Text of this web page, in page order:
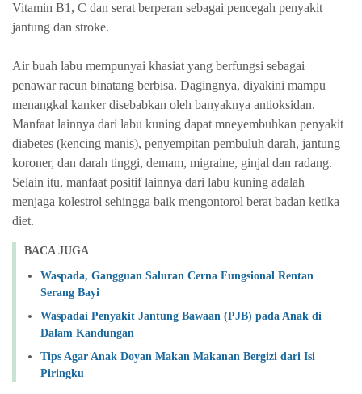
Vitamin B1, C dan serat berperan sebagai pencegah penyakit
jantung dan stroke.
Air buah labu mempunyai khasiat yang berfungsi sebagai
penawar racun binatang berbisa. Dagingnya, diyakini mampu
menangkal kanker disebabkan oleh banyaknya antioksidan.
Manfaat lainnya dari labu kuning dapat mneyembuhkan penyakit
diabetes (kencing manis), penyempitan pembuluh darah, jantung
koroner, dan darah tinggi, demam, migraine, ginjal dan radang.
Selain itu, manfaat positif lainnya dari labu kuning adalah
menjaga kolestrol sehingga baik mengontorol berat badan ketika
diet.
BACA JUGA
Waspada, Gangguan Saluran Cerna Fungsional Rentan
Serang Bayi
Waspadai Penyakit Jantung Bawaan (PJB) pada Anak di
Dalam Kandungan
Tips Agar Anak Doyan Makan Makanan Bergizi dari Isi
Piringku